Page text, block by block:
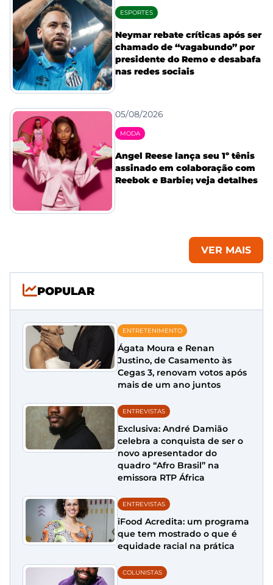
ESPORTES
Neymar rebate críticas após ser
chamado de “vagabundo” por
presidente do Remo e desabafa
nas redes sociais
05/08/2026
MODA
Angel Reese lança seu 1º tênis
assinado em colaboração com
Reebok e Barbie; veja detalhes
VER MAIS
POPULAR
ENTRETENIMENTO
Ágata Moura e Renan
Justino, de Casamento às
Cegas 3, renovam votos após
mais de um ano juntos
ENTREVISTAS
Exclusiva: André Damião
celebra a conquista de ser o
novo apresentador do
quadro “Afro Brasil” na
emissora RTP África
ENTREVISTAS
iFood Acredita: um programa
que tem mostrado o que é
equidade racial na prática
COLUNISTAS